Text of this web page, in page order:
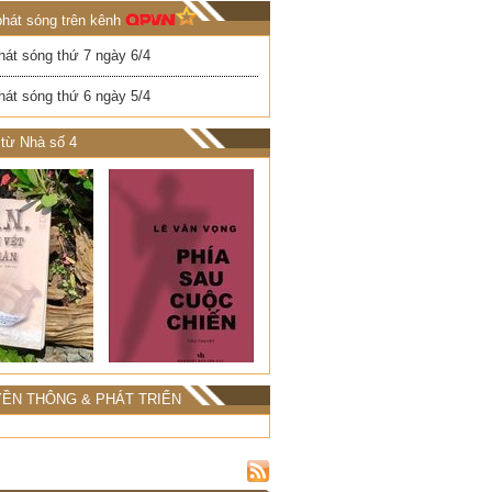
sóng trên kênh
sóng thứ 7 ngày 6/4
sóng thứ 6 ngày 5/4
Nhà số 4
THÔNG & PHÁT TRIỂN